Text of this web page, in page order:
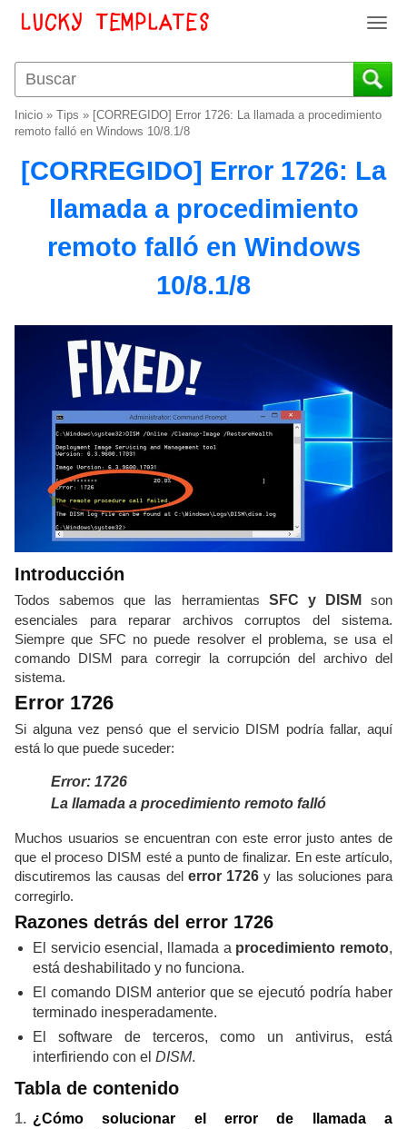
T
g
g
a
v
n
Inicio » Tips » [CORREGIDO] Error 1726: La llamada a procedimiento
remoto falló en Windows 10/8.1/8
[CORREGIDO] Error 1726: La
llamada a procedimiento
remoto falló en Windows
10/8.1/8
Introducción
Todos sabemos que las herramientas SFC y DISM
son
esenciales para reparar archivos corruptos del sistema.
Siempre que SFC no puede resolver el problema, se usa el
comando DISM para corregir la corrupción del archivo del
sistema.
Error 1726
Si alguna vez pensó que el servicio DISM podría fallar, aquí
está lo que puede suceder:
Error: 1726
La llamada a procedimiento remoto falló
Muchos usuarios se encuentran con este error justo antes de
que el proceso DISM esté a punto de finalizar. En este artículo,
discutiremos las causas del error 1726 y las soluciones para
corregirlo.
Razones detrás del error 1726
El servicio esencial, llamada a procedimiento remoto,
está deshabilitado y no funciona.
El comando DISM anterior que se ejecutó podría haber
terminado inesperadamente.
El software de terceros, como un antivirus, está
interfiriendo con el DISM.
Tabla de contenido
¿Cómo solucionar el error de llamada a